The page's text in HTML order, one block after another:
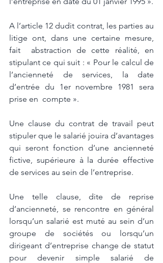
A l’article 12 dudit contrat, les parties au
litige ont, dans une certaine mesure,
fait  abstraction de cette réalité, en
stipulant ce qui suit : « Pour le calcul de
l’ancienneté de services, la date
d’entrée du 1er novembre 1981 sera
prise en  compte ».
Une clause du contrat de travail peut
stipuler que le salarié jouira d’avantages
qui seront fonction d’une ancienneté
fictive, supérieure à la durée effective
de services au sein de l’entreprise.
Une telle clause, dite de reprise
d’ancienneté, se rencontre en général
lorsqu’un salarié est muté au sein d’un
groupe de sociétés ou lorsqu’un
dirigeant d’entreprise change de statut
pour devenir simple salarié de